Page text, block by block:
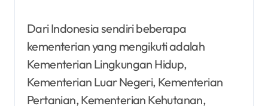
Dari Indonesia sendiri beberapa
kementerian yang mengikuti adalah
Kementerian Lingkungan Hidup,
Kementerian Luar Negeri, Kementerian
Pertanian, Kementerian Kehutanan,